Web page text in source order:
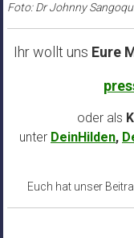
Foto: Dr Johnny
Ihr wollt uns Eure
oder als
unter DeinHilden,
Euch hat unser